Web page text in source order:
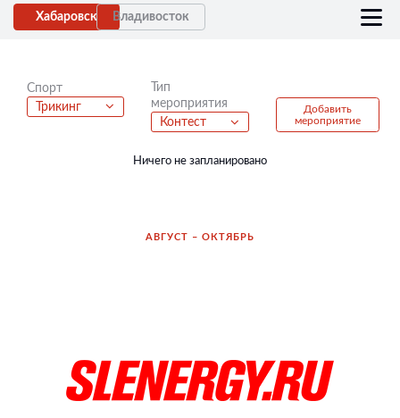
Хабаровск Владивосток
Спорт
Трикинг
Тип
мероприятия
Контест
Добавить
мероприятие
Ничего не запланировано
АВГУСТ – ОКТЯБРЬ